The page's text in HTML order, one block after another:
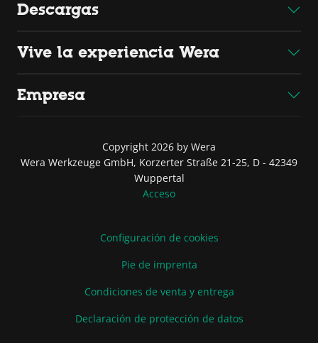
Descargas
Vive la experiencia Wera
Empresa
Copyright 2026 by Wera
Wera Werkzeuge GmbH, Korzerter Straße 21-25, D - 42349
Wuppertal
Acceso
Configuración de cookies
Pie de imprenta
Condiciones de venta y entrega
Declaración de protección de datos